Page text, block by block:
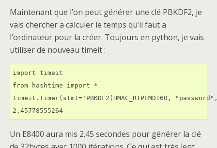
Maintenant que l’on peut générer une clé PBKDF2, je
vais chercher a calculer le temps qu’il faut a
l’ordinateur pour la créer. Toujours en python, je vais
utiliser de nouveau timeit :
import timeit
from hashtime import *
timeit.Timer(stmt='PBKDF2(HMAC_RIPEMD160,
2,45778555264
Un E8400 aura mis 2.45 secondes pour générer la clé